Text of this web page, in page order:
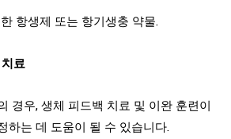
항생제 또는 항기생충 약물.
료
경우, 생체 피드백 치료 및 이완 훈련이
하는 데 도움이 될 수 있습니다.